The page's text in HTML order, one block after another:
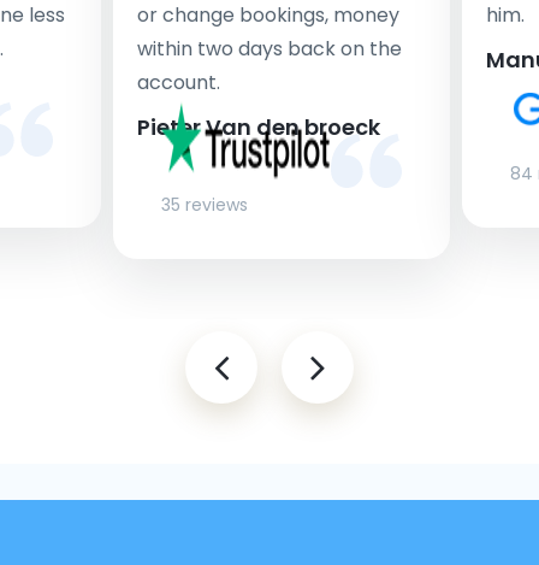
less
or change bookings, money
within two days back on the
account.
Pieter Van den broeck
35 reviews
him.
84